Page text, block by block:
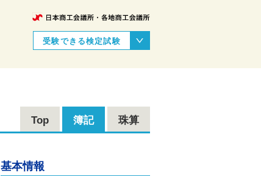
受験できる検定試験
Top 簿記 珠算
基本情報